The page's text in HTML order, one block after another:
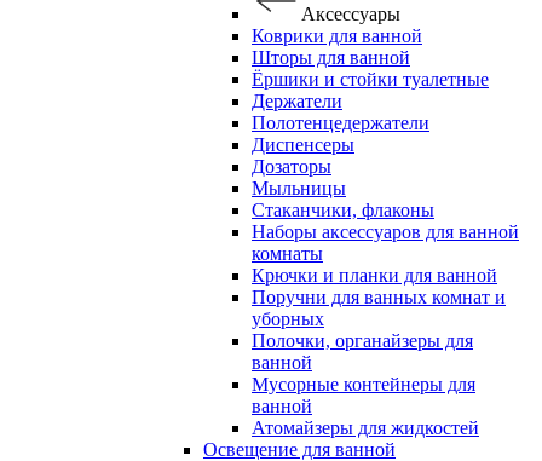
Аксессуары
Коврики для ванной
Шторы для ванной
Ёршики и стойки туалетные
Держатели
Полотенцедержатели
Диспенсеры
Дозаторы
Мыльницы
Стаканчики, флаконы
Наборы аксессуаров для ванной
комнаты
Крючки и планки для ванной
Поручни для ванных комнат и
уборных
Полочки, органайзеры для
ванной
Мусорные контейнеры для
ванной
Атомайзеры для жидкостей
Освещение для ванной